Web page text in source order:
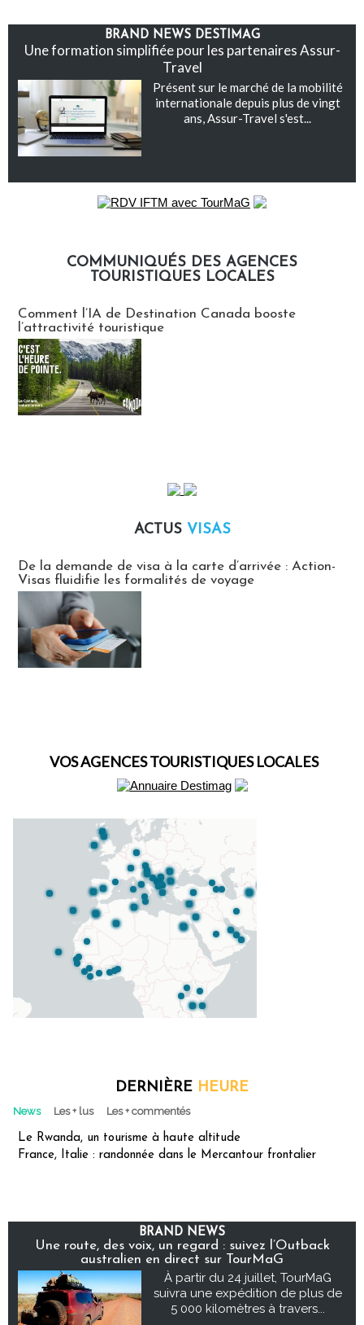
BRAND NEWS DESTIMAG
Une formation simplifiée pour les partenaires Assur-
Travel
Présent sur le marché de la mobilité
internationale depuis plus de vingt
ans, Assur-Travel s'est...
COMMUNIQUÉS DES AGENCES
TOURISTIQUES LOCALES
Comment l’IA de Destination Canada booste
l’attractivité touristique
ACTUS VISAS
De la demande de visa à la carte d’arrivée : Action-
Visas fluidifie les formalités de voyage
VOS AGENCES TOURISTIQUES LOCALES
DERNIÈRE HEURE
News Les + lus Les + commentés
Le Rwanda, un tourisme à haute altitude
France, Italie : randonnée dans le Mercantour frontalier
BRAND NEWS
Une route, des voix, un regard : suivez l’Outback
australien en direct sur TourMaG
À partir du 24 juillet, TourMaG
suivra une expédition de plus de
5 000 kilomètres à travers...